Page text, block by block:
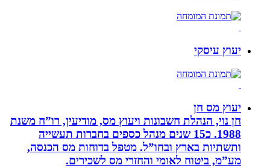
יעוץ עיסקי
יעוץ מס חן
חן נוי, הנהלת חשבונות ויעוץ מס, מודיעין, רו”ח משנת
1988. כ15 שנים מנהל כספים בחברות תעשייה
ותשתיות בארץ ובחו”ל. מטפל בדוחות מס הכנסה,
מע”מ, ביטוח לאומי והחזרי מס לשכירים.